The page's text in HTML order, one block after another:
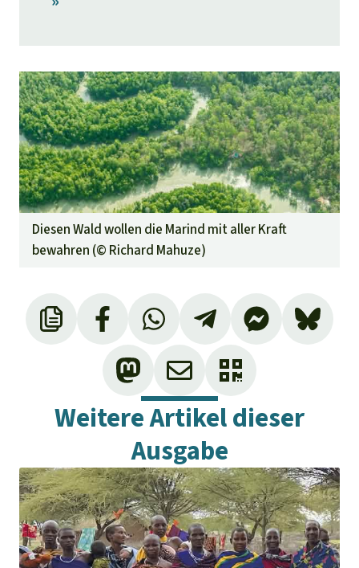
Diesen Wald wollen die Marind mit aller Kraft
bewahren (© Richard Mahuze)
Weitere Artikel dieser
Ausgabe